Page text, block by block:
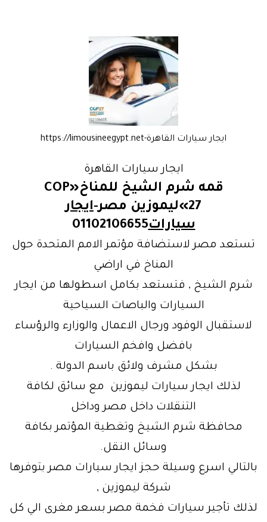
ايجار سيارات القاهرة-https://limousineegypt.net
ايجار سيارات القاهرة
قمه شرم الشيخ للمناخ«COP
27»ليموزين مصر-
ايجار
سيارات01102106655
تستعد مصر لاستضافة مؤتمر الامم المتحدة حول
المناخ في اراضي
شرم الشيخ , فتستعد بكامل اسطولها من ايجار
السيارات والباصات السياحية
لاستقبال الوفود ورجال الاعمال والوزارء والرؤساء
بافضل وافخم السيارات
بشكل مشرف ولائق باسم الدولة .
لذلك ايجار سيارات ليموزين مع سائق لكافة
التنقلات داخل مصر وداخل
محافظة شرم الشيخ وتغطية المؤتمر بكافة
وسائل النقل.
بالتالي اسرع وسيلة حجز ايجار سيارات مصر بتوفرها
شركة ليموزين ,
لذلك تأجير سيارات فخمة مصر بسعر مغرى الي كل